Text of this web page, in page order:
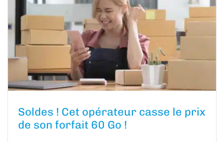
Soldes ! Cet opérateur casse le prix
de son forfait 60 Go !